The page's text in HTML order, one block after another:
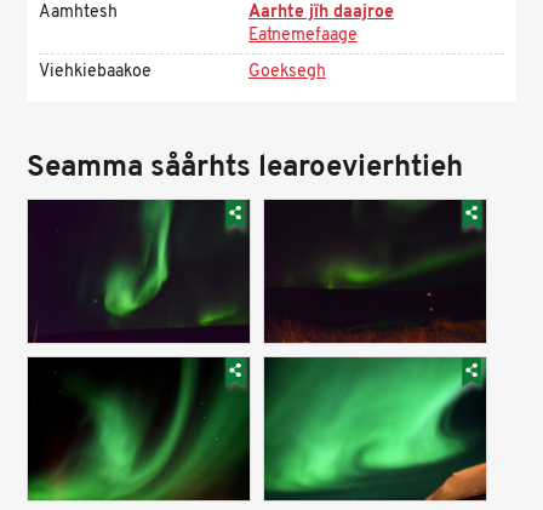
Aamhtesh
Aarhte jïh daajroe
Eatnemefaage
Viehkiebaakoe
Goeksegh
Seamma såårhts learoevierhtieh